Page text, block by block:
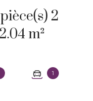
chambre(s) 72.04 m²
1